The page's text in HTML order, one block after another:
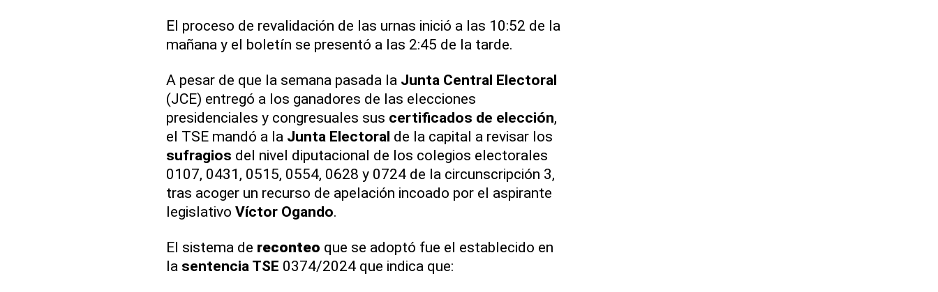
El proceso de revalidación de las urnas inició a las 10:52 de la
mañana y el boletín se presentó a las 2:45 de la tarde.
A pesar de que la semana pasada la Junta Central Electoral
(JCE) entregó a los ganadores de las elecciones
presidenciales y congresuales sus certificados de elección,
el TSE mandó a la Junta Electoral de la capital a revisar los
sufragios del nivel diputacional de los colegios electorales
0107, 0431, 0515, 0554, 0628 y 0724 de la circunscripción 3,
tras acoger un recurso de apelación incoado por el aspirante
legislativo Víctor Ogando.
El sistema de reconteo que se adoptó fue el establecido en
la sentencia TSE 0374/2024 que indica que: